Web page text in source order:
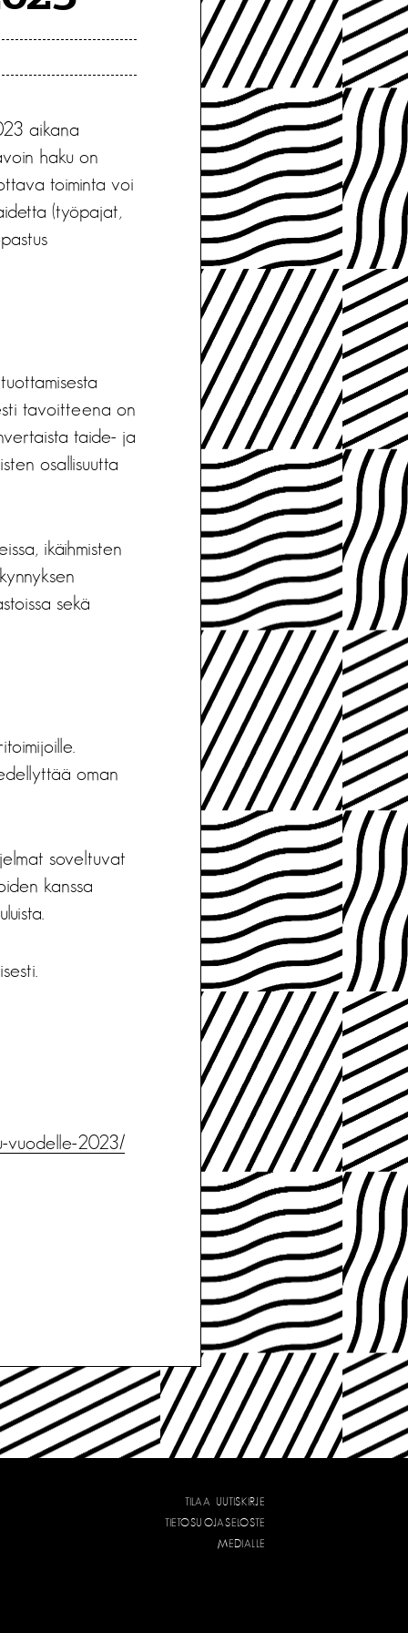
aikana
haku on
toiminta voi
(työpajat,
tavoitteena on
taide- ja
osallisuutta
ikäihmisten
sekä
oman
soveltuvat
kanssa
vuodelle-2023/
TILAA UUTISKIRJE
TIETOSUOJASELOSTE
MEDIALLE